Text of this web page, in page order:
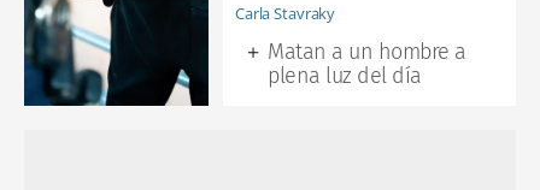
Carla Stavraky
Matan a un hombre a
plena luz del día